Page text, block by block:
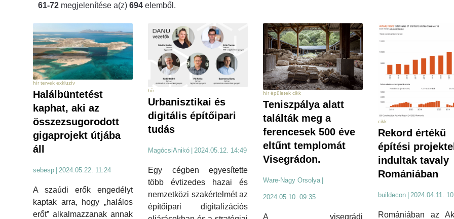
61-72 megjelenítése a(z) 694 elemből.
hír tervek exkluzív
Halálbüntetést
kaphat, aki az
összezsugorodott
gigaprojekt útjába
áll
sebesp | 2024.05.22. 11:24
A szaúdi erők engedélyt
kaptak arra, hogy „halálos
erőt” alkalmazzanak annak
hír
Urbanisztikai és
digitális építőipari
tudás
MagócsiAnikó | 2024.05.12. 14:49
Egy cégben egyesítette
több évtizedes hazai és
nemzetközi szakértelmét az
építőipari digitalizációs
hír épületek cikk
Teniszpálya alatt
találták meg a
ferencesek 500 éve
eltűnt templomát
Visegrádon.
Ware-Nagy Orsolya
2024.05.10. 09:35
A visegrádi
cikk
Rekord értékű
építési
indultak tavaly
Romániában
buildecon 2024.04.11.
Romániában az